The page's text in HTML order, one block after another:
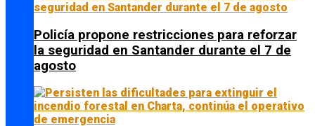
Policía propone restricciones para reforzar
la seguridad en Santander durante el 7 de
agosto